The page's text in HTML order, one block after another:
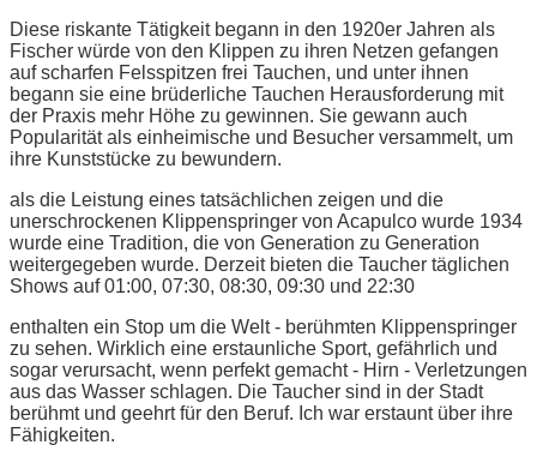
Diese riskante Tätigkeit begann in den 1920er Jahren als
Fischer würde von den Klippen zu ihren Netzen gefangen
auf scharfen Felsspitzen frei Tauchen, und unter ihnen
begann sie eine brüderliche Tauchen Herausforderung mit
der Praxis mehr Höhe zu gewinnen. Sie gewann auch
Popularität als einheimische und Besucher versammelt, um
ihre Kunststücke zu bewundern.
als die Leistung eines tatsächlichen zeigen und die
unerschrockenen Klippenspringer von Acapulco wurde 1934
wurde eine Tradition, die von Generation zu Generation
weitergegeben wurde. Derzeit bieten die Taucher täglichen
Shows auf 01:00, 07:30, 08:30, 09:30 und 22:30
enthalten ein Stop um die Welt - berühmten Klippenspringer
zu sehen. Wirklich eine erstaunliche Sport, gefährlich und
sogar verursacht, wenn perfekt gemacht - Hirn - Verletzungen
aus das Wasser schlagen. Die Taucher sind in der Stadt
berühmt und geehrt für den Beruf. Ich war erstaunt über ihre
Fähigkeiten.